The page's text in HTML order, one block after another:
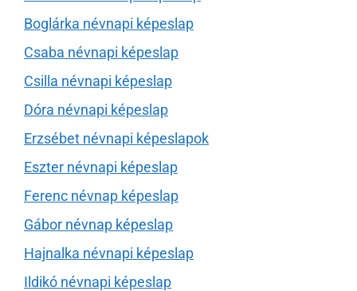
Boglárka névnapi képeslap
Csaba névnapi képeslap
Csilla névnapi képeslap
Dóra névnapi képeslap
Erzsébet névnapi képeslapok
Eszter névnapi képeslap
Ferenc névnap képeslap
Gábor névnap képeslap
Hajnalka névnapi képeslap
Ildikó névnapi képeslap